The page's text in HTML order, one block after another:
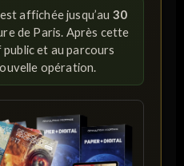
affichée jusqu’au 30
de Paris. Après cette
et au parcours
opération.